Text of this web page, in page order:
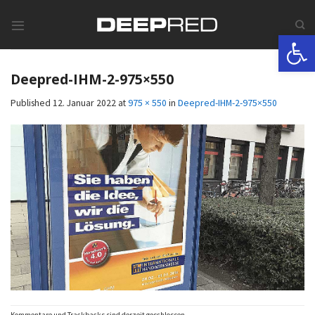
Deepred-IHM-2-975×550
Published 12. Januar 2022 at975 × 550 in Deepred-IHM-2-975×550